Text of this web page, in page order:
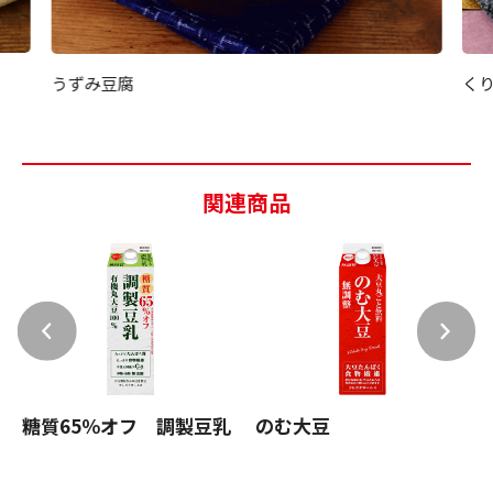
うずみ豆腐 く
関連商品
糖質65％オフ 調製豆乳 のむ大豆